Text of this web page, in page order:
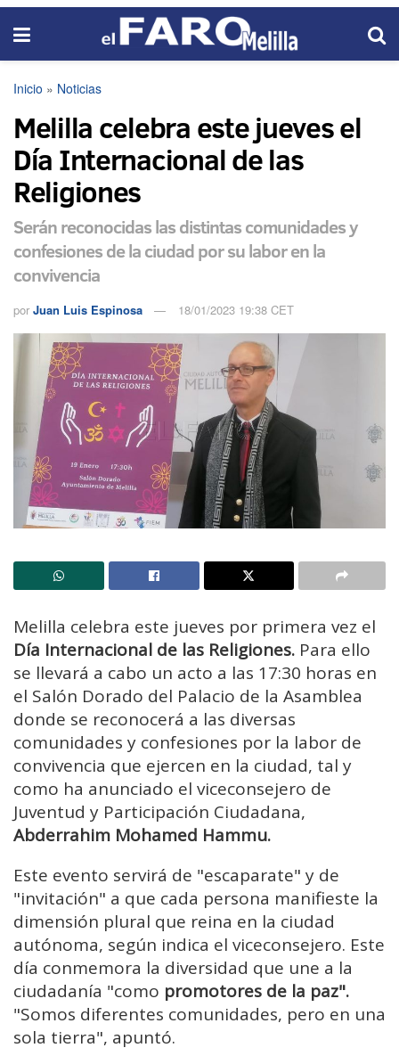
Inicio » Noticias
Melilla celebra este jueves el
Día Internacional de las
Religiones
Serán reconocidas las distintas comunidades y
confesiones de la ciudad por su labor en la
convivencia
por Juan Luis Espinosa 18/01/2023 19:38 CET
Melilla celebra este jueves por primera vez el
Día Internacional de las Religiones. Para ello
se llevará a cabo un acto a las 17:30 horas en
el Salón Dorado del Palacio de la Asamblea
donde se reconocerá a las diversas
comunidades y confesiones por la labor de
convivencia que ejercen en la ciudad, tal y
como ha anunciado el viceconsejero de
Juventud y Participación Ciudadana,
Abderrahim Mohamed Hammu.
Este evento servirá de "escaparate" y de
"invitación" a que cada persona manifieste la
dimensión plural que reina en la ciudad
autónoma, según indica el viceconsejero. Este
día conmemora la diversidad que une a la
ciudadanía "como promotores de la paz".
"Somos diferentes comunidades, pero en una
sola tierra", apuntó.